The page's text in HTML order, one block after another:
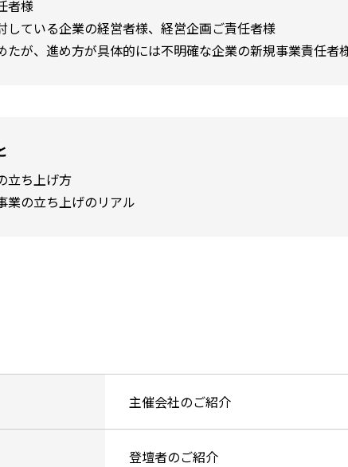
者様
している企業の経営者様、経営企画ご責任者様
たが、進め方が具体的には不明確な企業の新規事業責任者
立ち上げ方
業の立ち上げのリアル
主催会社のご紹介
登壇者のご紹介